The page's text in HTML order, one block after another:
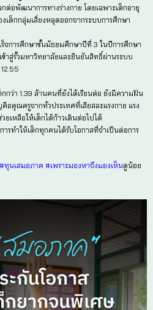
งดำเนินต่อไป
รรมการคัดกรองความยากจน
ร่วมกับสถานศึกษา 6 สังกัด
ะคัดกรองเด็กและเยาวชนที่ต้อ
กสศ. ได้สนับสนุน “เงินอุดหนุน
ตั้งแต่ระดับอนุบาลถึงมัธยมศึก
ว่า 28,927 แห่งทั่วประเทศ ช่ว
นับสนุนให้เด็กสามารถมาเรียนไ
ารช่วยเหลือที่ตรงเป้าหมายส
ภาคมีอัตราการคงอยู่ในระบบก
องส่งผลเชิงบวกต่อพัฒนาการท
าการมาเรียนของเด็กกลุ่มเสี่ยง
น
กจนพิเศษที่สำเร็จการศึกษาชั้น
น สามารถก้าวเข้าสู่รั้วมหาวิทย